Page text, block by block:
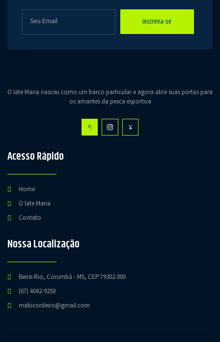
Inscreva-se
O Iate Maria nasceu como um barco particular e agora abre suas portas para
os amantes da pesca esportiva
Acesso Rápido
Home
O Iate Maria
Contato
Nossa Localização
Beira-Rio, Corumbá - MS, CEP:79302-000
(67) 4042-9250
mabicordeiro@gmail.com